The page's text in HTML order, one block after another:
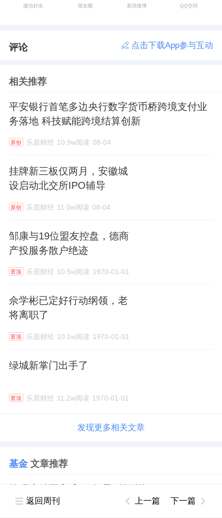
返回周刊 上一篇 下一篇
微信好友 朋友圈 新浪微博 QQ空间
评论 点击下载App参与互动
相关推荐
平安银行首笔多边央行数字货币桥跨境支付业
务落地 科技赋能跨境结算创新
原创 乐居财经 10.9w阅读 08-04
挂牌新三板仅两月，安徽城
设启动北交所IPO辅导
原创 乐居财经 11.0w阅读 08-04
邹康与19位盟友控盘，德商
产投服务散户绝迹
置顶 乐居财经 10.5w阅读 1970-01-01
佘学彬已定好行动纲领，老
将离职了
置顶 乐居财经 10.1w阅读 1970-01-01
绿城新掌门出手了
置顶 乐居财经 11.2w阅读 1970-01-01
发现更多相关文章
基金文章推荐
德玛克精工完成4.2亿元C轮融资